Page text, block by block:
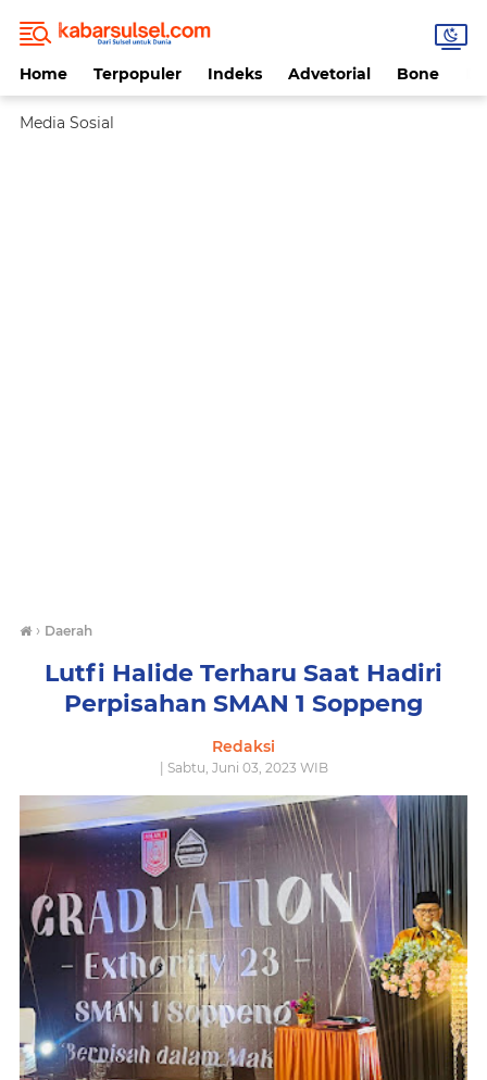
Home Terpopuler Indeks Advetorial Bone
Media Sosial
› Daerah
Lutfi Halide Terharu Saat Hadiri
Perpisahan SMAN 1 Soppeng
Redaksi
| Sabtu, Juni 03, 2023 WIB